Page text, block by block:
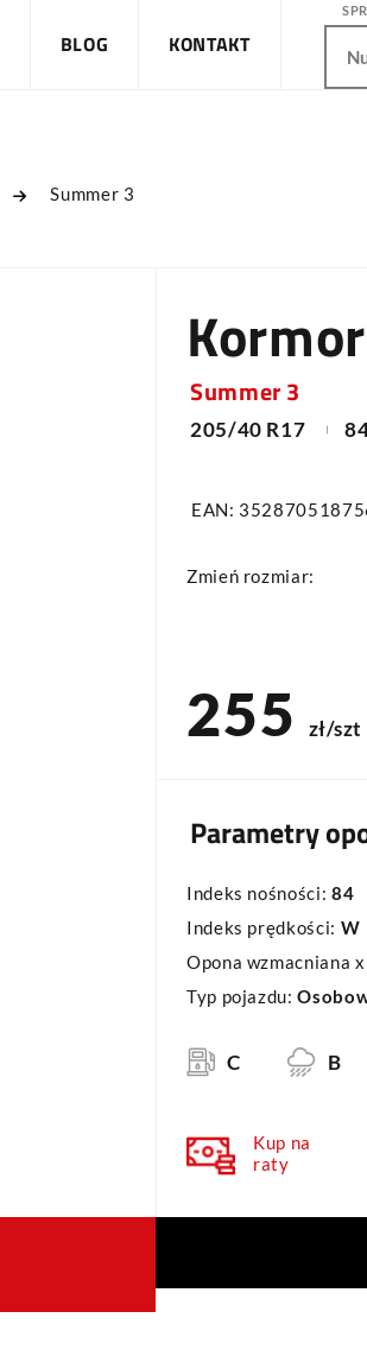
BLOG KONTAKT
Summer 3
Summer 3
205/40 R17
EAN:
Zmień rozmiar:
255 zł/szt
Parametry
Indeks nośności: 84
Indeks prędkości: W
Opona wzmacniana
Typ pojazdu:
C B
Kup na
raty